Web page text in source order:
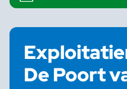
De Poort